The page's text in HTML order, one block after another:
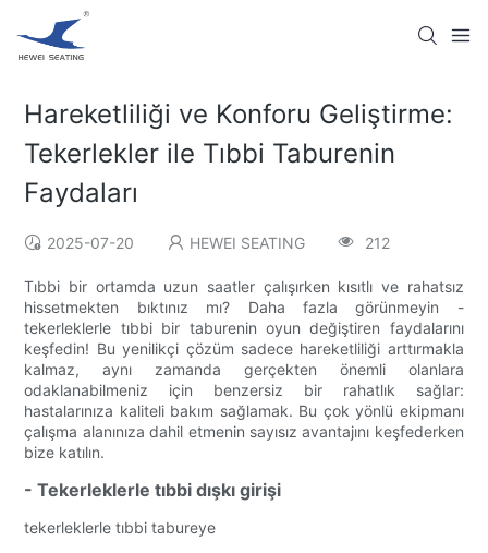
Hareketliliği ve Konforu Geliştirme:
Tekerlekler ile Tıbbi Taburenin
Faydaları
2025-07-20 HEWEI SEATING 212
Tıbbi bir ortamda uzun saatler çalışırken kısıtlı ve rahatsız
hissetmekten bıktınız mı? Daha fazla görünmeyin -
tekerleklerle tıbbi bir taburenin oyun değiştiren faydalarını
keşfedin! Bu yenilikçi çözüm sadece hareketliliği arttırmakla
kalmaz, aynı zamanda gerçekten önemli olanlara
odaklanabilmeniz için benzersiz bir rahatlık sağlar:
hastalarınıza kaliteli bakım sağlamak. Bu çok yönlü ekipmanı
çalışma alanınıza dahil etmenin sayısız avantajını keşfederken
bize katılın.
- Tekerleklerle tıbbi dışkı girişi
tekerleklerle tıbbi tabureye